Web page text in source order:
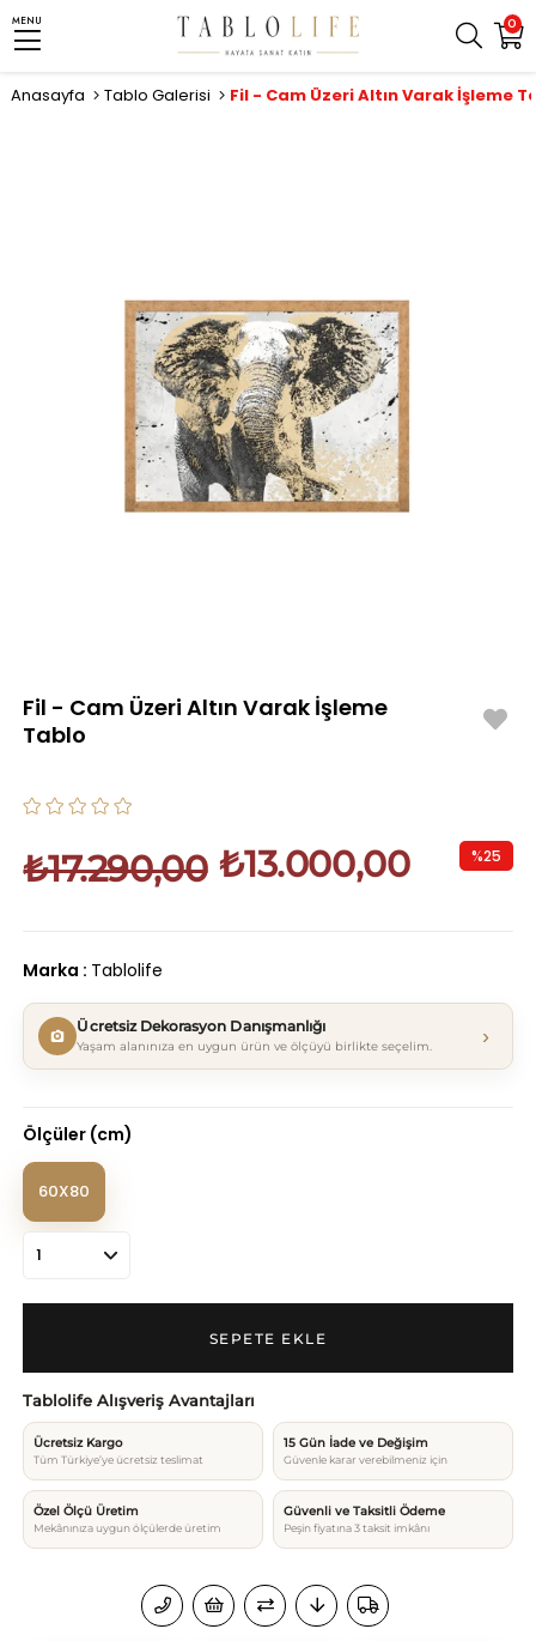
0
MENU
Anasayfa Tablo Galerisi Fil - Cam Üzeri Altın Varak İşleme
Fil - Cam Üzeri Altın Varak İşleme
Tablo
₺17.290,00 ₺13.000,00 %25
Marka : Tablolife
Ücretsiz Dekorasyon Danışmanlığı
Yaşam alanınıza en uygun ürün ve ölçüyü birlikte seçelim. ›
Ölçüler (cm)
60X80
Tablolife Alışveriş Avantajları
Ücretsiz Kargo
Tüm Türkiye’ye ücretsiz teslimat
15 Gün İade ve Değişim
Güvenle karar verebilmeniz için
Özel Ölçü Üretim
Mekânınıza uygun ölçülerde üretim
Güvenli ve Taksitli Ödeme
Peşin fiyatına 3 taksit imkânı